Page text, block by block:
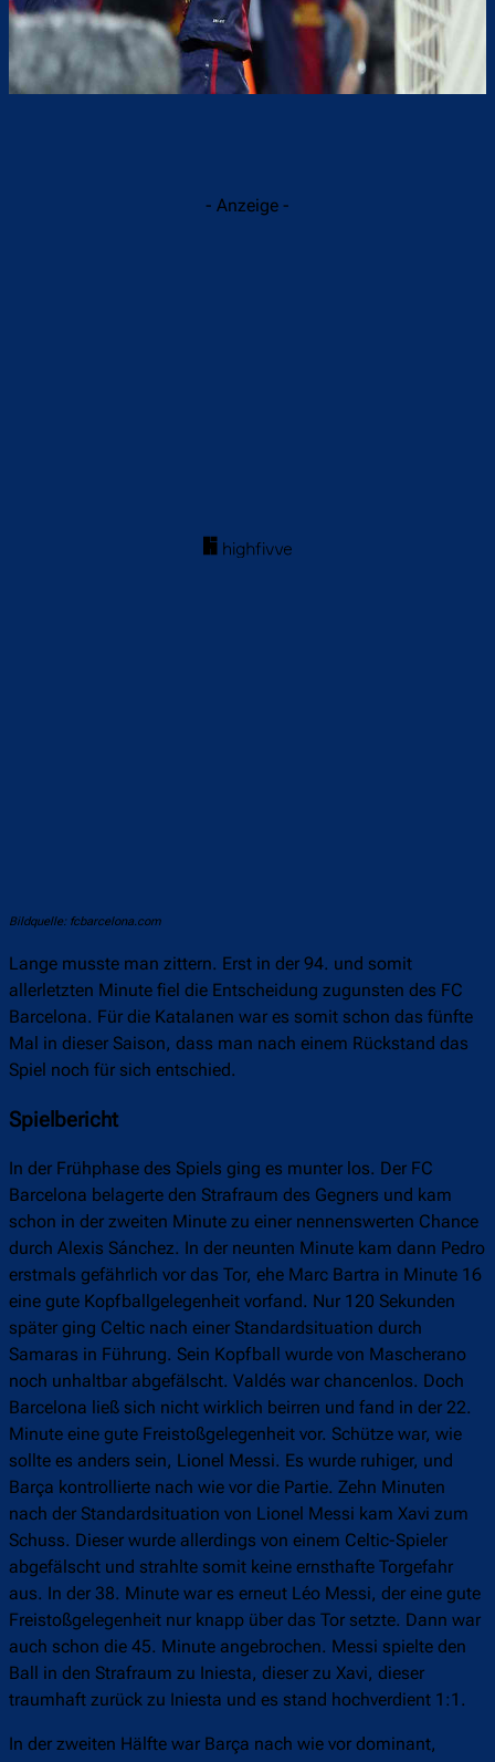
- Anzeige -
Bildquelle: fcbarcelona.com
Lange musste man zittern. Erst in der 94. und somit
allerletzten Minute fiel die Entscheidung zugunsten des FC
Barcelona. Für die Katalanen war es somit schon das fünfte
Mal in dieser Saison, dass man nach einem Rückstand das
Spiel noch für sich entschied.
Spielbericht
In der Frühphase des Spiels ging es munter los. Der FC
Barcelona belagerte den Strafraum des Gegners und kam
schon in der zweiten Minute zu einer nennenswerten Chance
durch Alexis Sánchez. In der neunten Minute kam dann Pedro
erstmals gefährlich vor das Tor, ehe Marc Bartra in Minute 16
eine gute Kopfballgelegenheit vorfand. Nur 120 Sekunden
später ging Celtic nach einer Standardsituation durch
Samaras in Führung. Sein Kopfball wurde von Mascherano
noch unhaltbar abgefälscht. Valdés war chancenlos. Doch
Barcelona ließ sich nicht wirklich beirren und fand in der 22.
Minute eine gute Freistoßgelegenheit vor. Schütze war, wie
sollte es anders sein, Lionel Messi. Es wurde ruhiger, und
Barça kontrollierte nach wie vor die Partie. Zehn Minuten
nach der Standardsituation von Lionel Messi kam Xavi zum
Schuss. Dieser wurde allerdings von einem Celtic-Spieler
abgefälscht und strahlte somit keine ernsthafte Torgefahr
aus. In der 38. Minute war es erneut Léo Messi, der eine gute
Freistoßgelegenheit nur knapp über das Tor setzte. Dann war
auch schon die 45. Minute angebrochen. Messi spielte den
Ball in den Strafraum zu Iniesta, dieser zu Xavi, dieser
traumhaft zurück zu Iniesta und es stand hochverdient 1:1.
In der zweiten Hälfte war Barça nach wie vor dominant,